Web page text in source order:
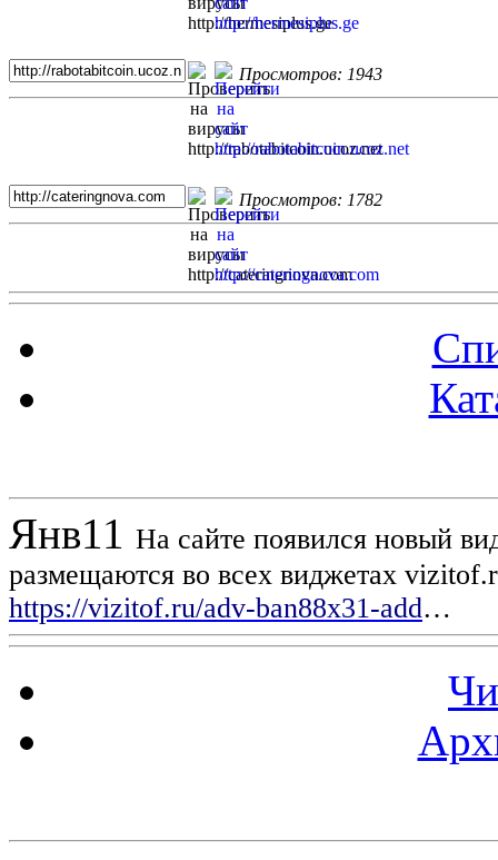
Просмотров: 1943
Просмотров: 1782
Янв11 На сайте появился новый
размещаются во всех виджетах
https://vizitof.ru/adv-ban88x31-add…